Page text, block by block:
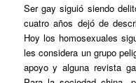
Ser gay siguió siendo
cuatro años dejó de
Hoy los homosexuales
les considera un grupo
apoyo y alguna revista